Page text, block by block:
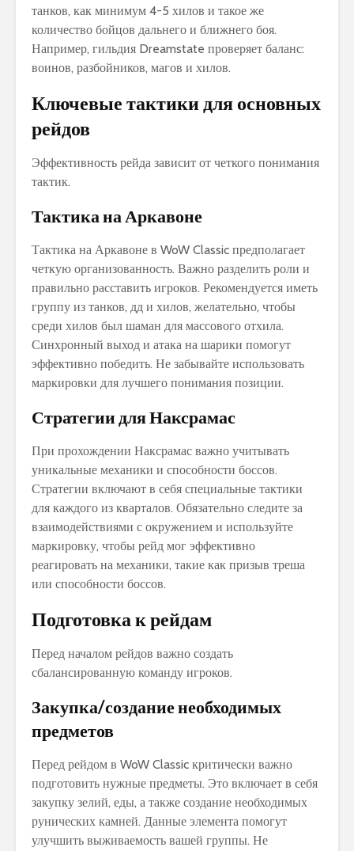
танков‚ как минимум 4-5 хилов и такое же
количество бойцов дальнего и ближнего боя.
Например‚ гильдия Dreamstate проверяет баланс:
воинов‚ разбойников‚ магов и хилов.
Ключевые тактики для основных
рейдов
Эффективность рейда зависит от четкого понимания
тактик.
Тактика на Аркавоне
Тактика на Аркавоне в WoW Classic предполагает
четкую организованность. Важно разделить роли и
правильно расставить игроков. Рекомендуется иметь
группу из танков‚ дд и хилов‚ желательно‚ чтобы
среди хилов был шаман для массового отхила.
Синхронный выход и атака на шарики помогут
эффективно победить. Не забывайте использовать
маркировки для лучшего понимания позиции.
Стратегии для Наксрамас
При прохождении Наксрамас важно учитывать
уникальные механики и способности боссов.
Стратегии включают в себя специальные тактики
для каждого из кварталов. Обязательно следите за
взаимодействиями с окружением и используйте
маркировку‚ чтобы рейд мог эффективно
реагировать на механики‚ такие как призыв треша
или способности боссов.
Подготовка к рейдам
Перед началом рейдов важно создать
сбалансированную команду игроков.
Закупка/создание необходимых
предметов
Перед рейдом в WoW Classic критически важно
подготовить нужные предметы. Это включает в себя
закупку зелий‚ еды‚ а также создание необходимых
рунических камней. Данные элемента помогут
улучшить выживаемость вашей группы. Не